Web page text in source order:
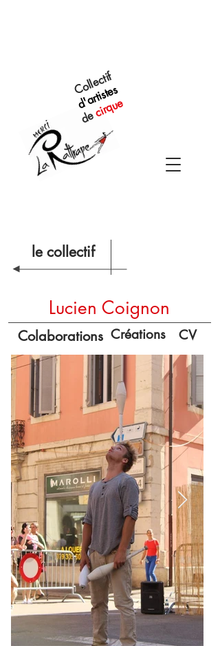
Collectif
d'artistes
decirque
le collectif
Lucien Coignon
Créations CV
Colaborations